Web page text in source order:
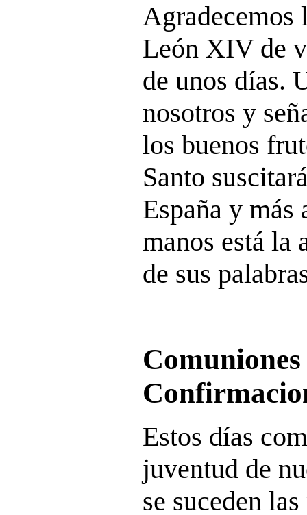
Agradecemos
León XIV de
de unos días.
nosotros y
los buenos
Santo
España y más
manos está la
de sus
Estos días
juventud de
se suceden